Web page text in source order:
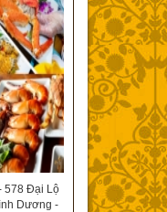
578 Đại Lộ
Dương -